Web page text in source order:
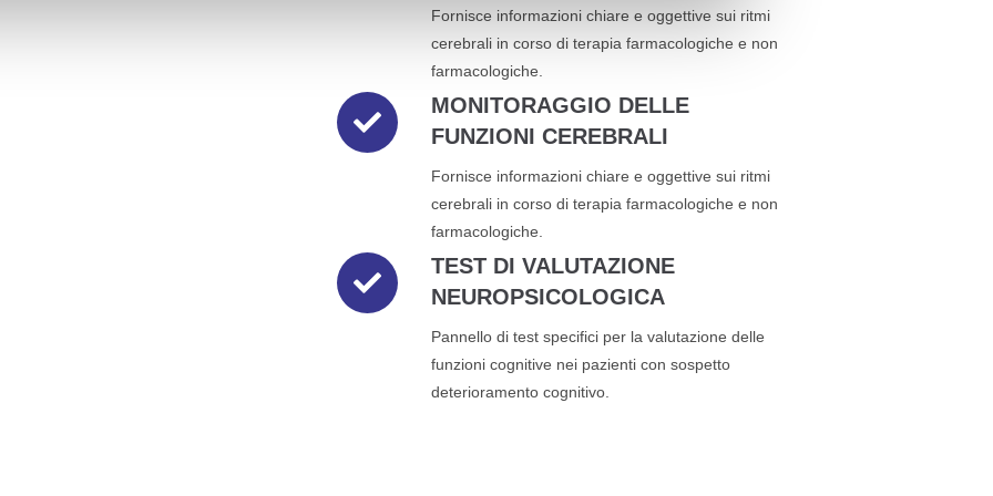
Fornisce informazioni chiare e oggettive sui ritmi
cerebrali in corso di terapia farmacologiche e non
farmacologiche.
MONITORAGGIO DELLE
FUNZIONI CEREBRALI
Fornisce informazioni chiare e oggettive sui ritmi
cerebrali in corso di terapia farmacologiche e non
farmacologiche.
TEST DI VALUTAZIONE
NEUROPSICOLOGICA
Pannello di test specifici per la valutazione delle
funzioni cognitive nei pazienti con sospetto
deterioramento cognitivo.